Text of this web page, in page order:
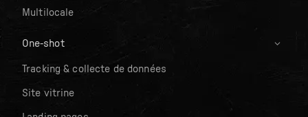
Multilocale
One-shot
Tracking & collecte de données
Site vitrine